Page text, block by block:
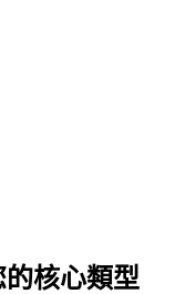
核心類型